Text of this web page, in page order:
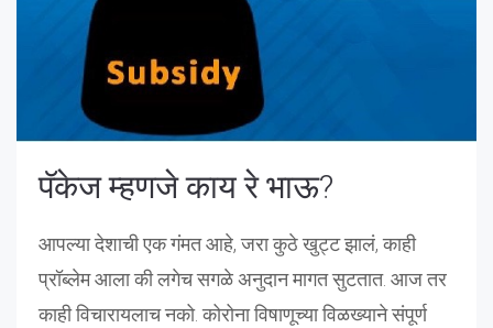
पॅकेज म्हणजे काय रे भाऊ?
आपल्या देशाची एक गंमत आहे, जरा कुठे खुट्ट झालं, काही
प्रॉब्लेम आला की लगेच सगळे अनुदान मागत सुटतात. आज तर
काही विचारायलाच नको. कोरोना विषाणूच्या विळख्याने संपूर्ण